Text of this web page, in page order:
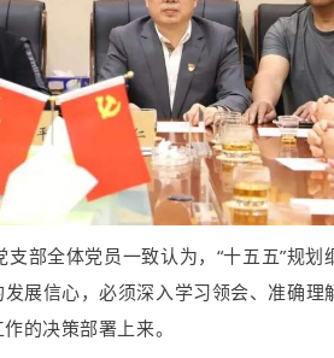
部全体党员一致认为，“十五五”规划
展信心，必须深入学习领会、准确理
的决策部署上来。